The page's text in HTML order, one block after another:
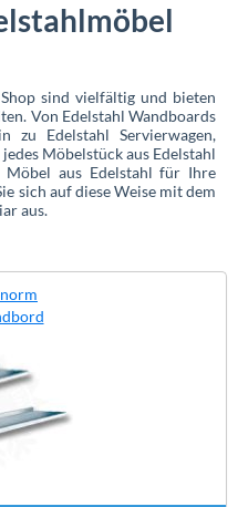
sind vielfältig und bieten
Von Edelstahl Wandboards
zu Edelstahl Servierwagen,
Möbelstück aus Edelstahl
Möbel aus Edelstahl für Ihre
sich auf diese Weise mit dem
aus.